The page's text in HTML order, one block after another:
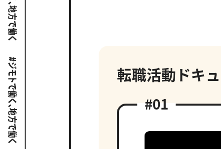
転職活動ドキ
#01